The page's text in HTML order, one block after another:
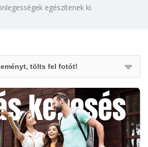
egészítenek ki.
tölts fel fotót!